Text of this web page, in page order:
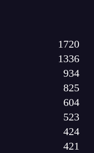
1720
1336
934
825
604
523
424
421